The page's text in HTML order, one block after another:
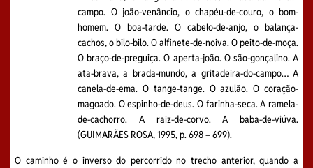
campo. O joão-venâncio, o chapéu-de-couro, o bom-
homem. O boa-tarde. O cabelo-de-anjo, o balança-
cachos, o bilo-bilo. O alfinete-de-noiva. O peito-de-moça.
O braço-de-preguiça. O aperta-joão. O são-gonçalino. A
ata-brava, a brada-mundo, a gritadeira-do-campo… A
canela-de-ema. O tange-tange. O azulão. O coração-
magoado. O espinho-de-deus. O farinha-seca. A ramela-
de-cachorro. A raiz-de-corvo. A baba-de-viúva.
(GUIMARÃES ROSA, 1995, p. 698 – 699).
O caminho é o inverso do percorrido no trecho anterior, quando a